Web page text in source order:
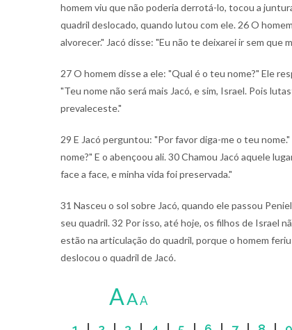
homem viu que não poderia derrotá-lo, tocou a
quadril deslocado, quando lutou com ele. 26 O
alvorecer." Jacó disse: "Eu não te deixarei ir sem que
27 O homem disse a ele: "Qual é o teu nome?" Ele
"Teu nome não será mais Jacó, e sim, Israel. Pois
prevaleceste."
29 E Jacó perguntou: "Por favor diga-me o teu
nome?" E o abençoou ali. 30 Chamou Jacó aquele
face a face, e minha vida foi preservada."
31 Nasceu o sol sobre Jacó, quando ele passou
seu quadril. 32 Por isso, até hoje, os filhos de Israel
estão na articulação do quadril, porque o homem
deslocou o quadril de Jacó.
AAA